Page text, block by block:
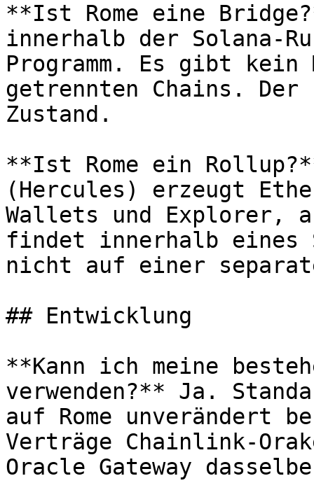
**Ist Rome eine
innerhalb der Solana-
Programm. Es gibt kein
getrennten Chains. Der
Zustand.
**Ist Rome ein
(Hercules) erzeugt
Wallets und Explorer,
findet innerhalb eines
nicht auf einer
## Entwicklung
**Kann ich meine
verwenden?** Ja.
auf Rome unverändert
Verträge Chainlink-
Oracle Gateway